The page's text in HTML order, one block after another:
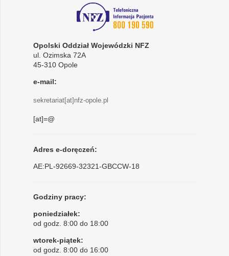
Opolski Oddział Wojewódzki NFZ
ul. Ozimska 72A
45-310 Opole
e-mail:
sekretariat[at]nfz-opole.pl
[at]=@
Adres e-doręczeń:
AE:PL-92669-32321-GBCCW-18
Godziny pracy:
poniedziałek:
od godz. 8:00 do 18:00
wtorek-piątek:
od godz. 8:00 do 16:00